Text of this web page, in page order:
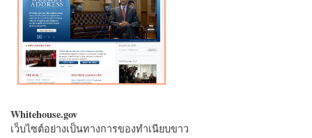
Whitehouse.gov
เว็บไซต์อย่างเป็นทางการของทำเนียบขาว